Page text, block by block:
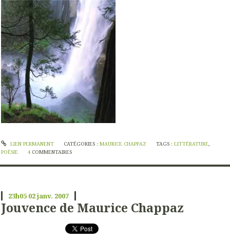
LIEN PERMANENT CATÉGORIES : MAURICE CHAPPAZ TAGS :LITTÉRATURE,
POÉSIE
4 COMMENTAIRES
23h05 02janv. 2007
Jouvence de Maurice Chappaz